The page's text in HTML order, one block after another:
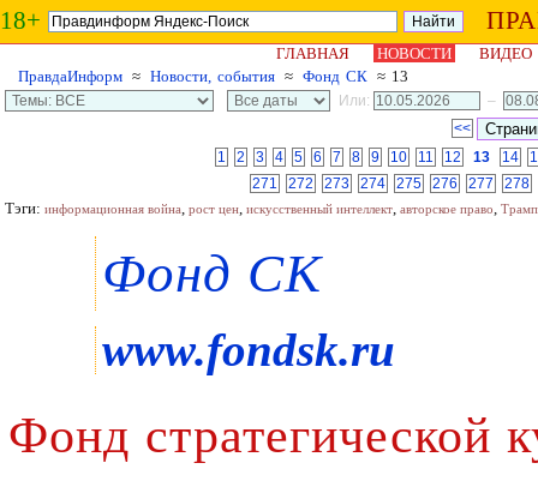
18+
ГЛАВНАЯ НОВОСТИ
ВИДЕО
ПравдаИнформ ≈ Новости, события ≈ Фонд СК ≈ 13
Или:
–
<<
1
2 3 4 5 6 7 8 9 10 11 12 13 14
271
272 273 274 275 276 277 278
Тэги: информационная война, рост цен, искусственный интеллект, авторское право, Трамп
Фонд СК
www.fondsk.ru
Фонд стратегической